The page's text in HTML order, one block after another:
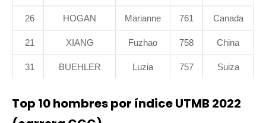
26 HOGAN Marianne 761 Canada
21 XIANG Fuzhao 758 China
31 BUEHLER Luzia 757 Suiza
Top 10 hombres por índice UTMB 2022